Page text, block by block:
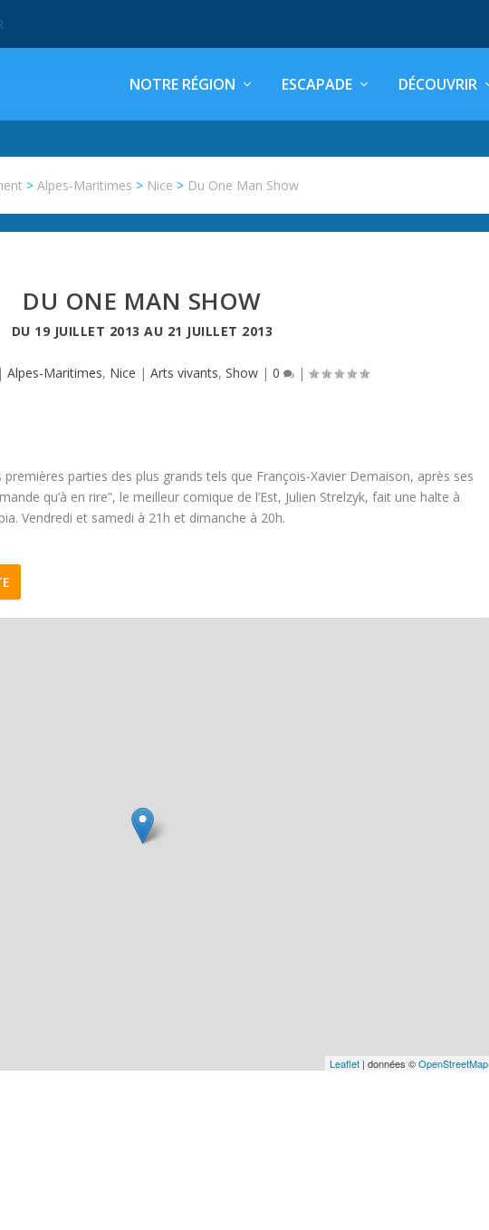
NOTRE RÉGION ESCAPADE DÉCOUVRIR
>Alpes-Maritimes > Nice > Du One Man Show
DU ONE MAN SHOW
DU 19 JUILLET 2013 AU 21 JUILLET 2013
|Alpes-Maritimes, Nice |Arts vivants,Show |0 |
parties des plus grands tels que François-Xavier Demaison, après ses
qu’à en rire”, le meilleur comique de l’Est, Julien Strelzyk, fait une halte à
Vendredi et samedi à 21h et dimanche à 20h.
Leaflet | données ©OpenStreetMap